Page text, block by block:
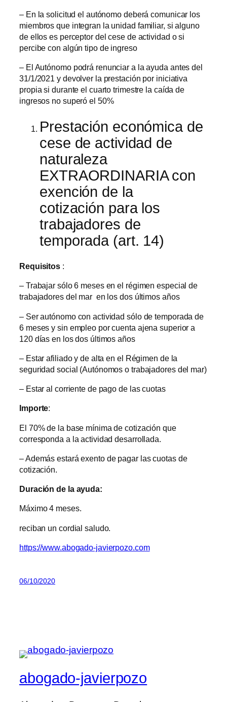
– En la solicitud el autónomo deberá comunicar los
miembros que integran la unidad familiar, si alguno
de ellos es perceptor del cese de actividad o si
percibe con algún tipo de ingreso
– El Autónomo podrá renunciar a la ayuda antes del
31/1/2021 y devolver la prestación por iniciativa
propia si durante el cuarto trimestre la caída de
ingresos no superó el 50%
Prestación económica de
cese de actividad de
naturaleza
EXTRAORDINARIA con
exención de la
cotización para los
trabajadores de
temporada (art. 14)
Requisitos :
– Trabajar sólo 6 meses en el régimen especial de
trabajadores del mar en los dos últimos años
– Ser autónomo con actividad sólo de temporada de
6 meses y sin empleo por cuenta ajena superior a
120 días en los dos últimos años
– Estar afiliado y de alta en el Régimen de la
seguridad social (Autónomos o trabajadores del mar)
– Estar al corriente de pago de las cuotas
Importe:
El 70% de la base mínima de cotización que
corresponda a la actividad desarrollada.
– Además estará exento de pagar las cuotas de
cotización.
Duración de la ayuda:
Máximo 4 meses.
reciban un cordial saludo.
https://www.abogado-javierpozo.com
06/10/2020
abogado-javierpozo